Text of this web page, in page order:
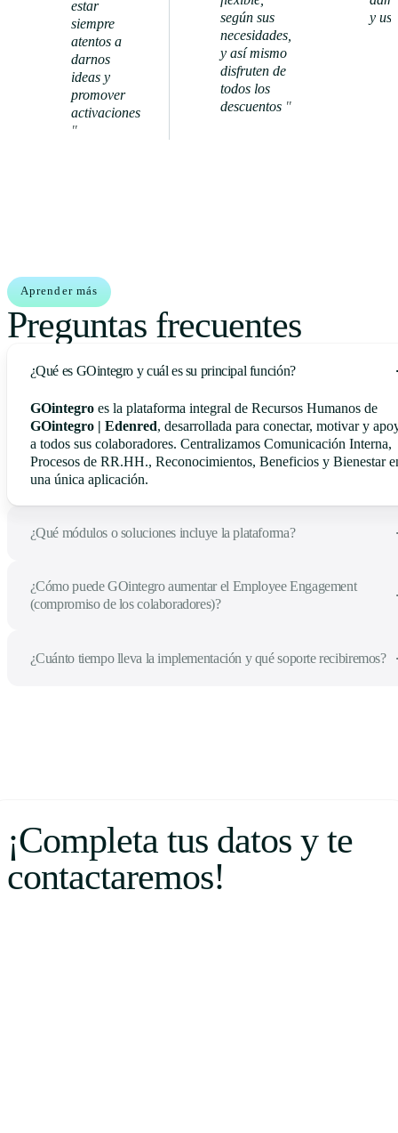
estar
siempre
atentos a
darnos
ideas y
promover
activaciones
"
Ver caso
según sus
necesidades,
y así mismo
disfruten de
todos los
descuentos "
y
Aprender más
Preguntas frecuentes
¿Qué es GOintegro y cuál es su principal función?
GOintegroes la plataforma integral de Recursos Humanos de
GOintegro | Edenred, desarrollada para conectar, motivar y
a todos sus colaboradores. Centralizamos Comunicación Interna,
Procesos de RR.HH., Reconocimientos, Beneficios y Bienestar
una única aplicación.
¿Qué módulos o soluciones incluye la plataforma?
¿Cómo puede GOintegro aumentar el Employee Engagement
(compromiso de los colaboradores)?
¿Cuánto tiempo lleva la implementación y qué soporte recibiremos?
¡Completa tus datos y te
contactaremos!